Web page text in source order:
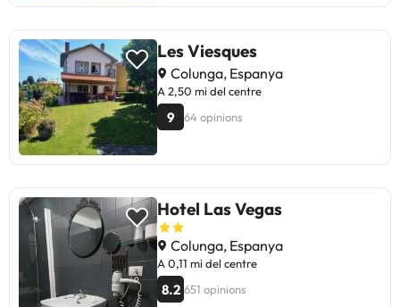
Les Viesques
Colunga, Espanya
A 2,50 mi del centre
9 64 opinions
Hotel Las Vegas
Colunga, Espanya
A 0,11 mi del centre
8.2 651 opinions